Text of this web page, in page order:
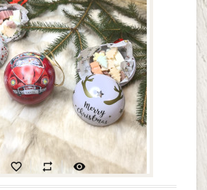
favorite_border repeat visibility